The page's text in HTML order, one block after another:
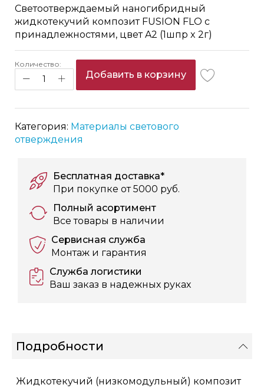
of
the
images
Светоотверждаемый наногибридный
жидкотекучий композит FUSION FLO с
принадлежностями, цвет A2 (1шпр x 2г)
Количество:
Добавить в корзину
Категория: Материалы светового
отверждения
Бесплатная доставка*
При покупке от 5000 руб.
Полный асортимент
Все товары в наличии
Сервисная служба
Монтаж и гарантия
Служба логистики
Ваш заказ в надежных руках
Подробности
Жидкотекучий (низкомодульный) композит